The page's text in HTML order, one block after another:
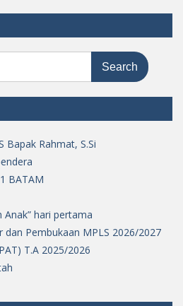
Bapak Rahmat, S.Si
BATAM
Anak” hari pertama
dan Pembukaan MPLS 2026/2027
T.A 2025/2026